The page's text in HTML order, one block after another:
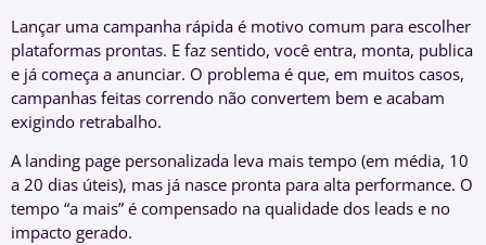
Lançar uma campanha rápida é motivo comum para escolher
plataformas prontas. E faz sentido, você entra, monta, publica
e já começa a anunciar. O problema é que, em muitos casos,
campanhas feitas correndo não convertem bem e acabam
exigindo retrabalho.
A landing page personalizada leva mais tempo (em média, 10
a 20 dias úteis), mas já nasce pronta para alta performance. O
tempo “a mais” é compensado na qualidade dos leads e no
impacto gerado.